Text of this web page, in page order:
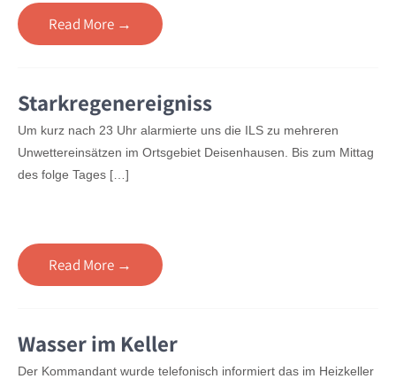
Read More →
Starkregenereigniss
Um kurz nach 23 Uhr alarmierte uns die ILS zu mehreren
Unwettereinsätzen im Ortsgebiet Deisenhausen. Bis zum Mittag
des folge Tages […]
Read More →
Wasser im Keller
Der Kommandant wurde telefonisch informiert das im Heizkeller